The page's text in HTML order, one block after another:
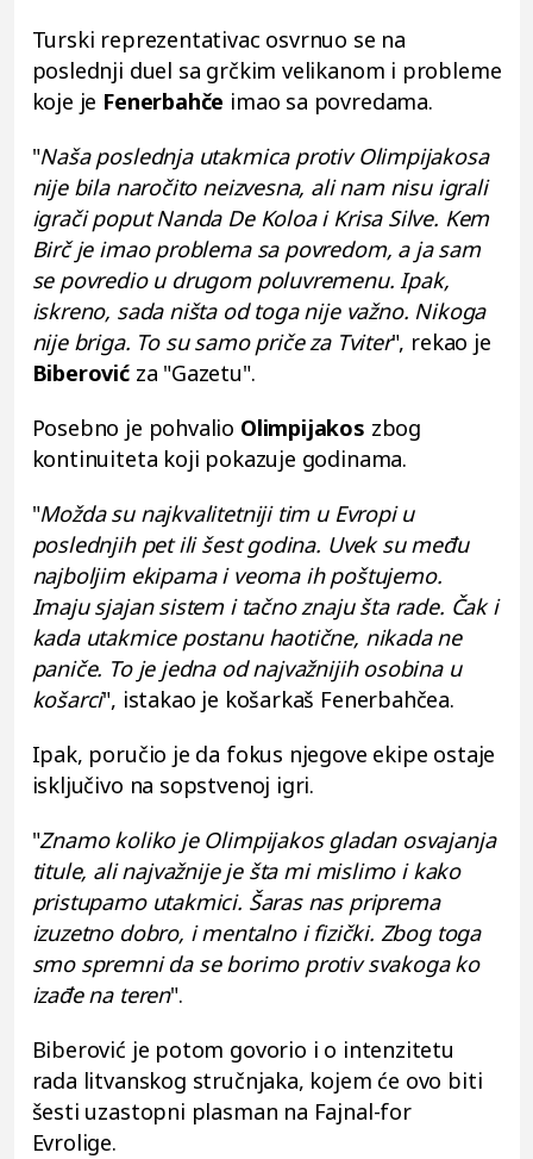
Turski reprezentativac osvrnuo se na
poslednji duel sa grčkim velikanom i probleme
koje je Fenerbahče imao sa povredama.
"Naša poslednja utakmica protiv Olimpijakosa
nije bila naročito neizvesna, ali nam nisu igrali
igrači poput Nanda De Koloa i Krisa Silve. Kem
Birč je imao problema sa povredom, a ja sam
se povredio u drugom poluvremenu. Ipak,
iskreno, sada ništa od toga nije važno. Nikoga
nije briga. To su samo priče za Tviter", rekao je
Biberović za "Gazetu".
Posebno je pohvalio Olimpijakos zbog
kontinuiteta koji pokazuje godinama.
"Možda su najkvalitetniji tim u Evropi u
poslednjih pet ili šest godina. Uvek su među
najboljim ekipama i veoma ih poštujemo.
Imaju sjajan sistem i tačno znaju šta rade. Čak i
kada utakmice postanu haotične, nikada ne
paniče. To je jedna od najvažnijih osobina u
košarci", istakao je košarkaš Fenerbahčea.
Ipak, poručio je da fokus njegove ekipe ostaje
isključivo na sopstvenoj igri.
"Znamo koliko je Olimpijakos gladan osvajanja
titule, ali najvažnije je šta mi mislimo i kako
pristupamo utakmici. Šaras nas priprema
izuzetno dobro, i mentalno i fizički. Zbog toga
smo spremni da se borimo protiv svakoga ko
izađe na teren".
Biberović je potom govorio i o intenzitetu
rada litvanskog stručnjaka, kojem će ovo biti
šesti uzastopni plasman na Fajnal-for
Evrolige.